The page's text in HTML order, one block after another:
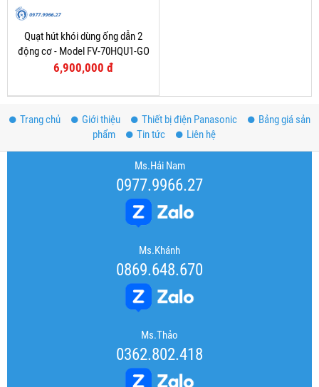
Quạt hút khói dùng ống dẫn 2
động cơ - Model FV-70HQU1-GO
6,900,000 đ
Trang chủ Giới thiệu Thiết bị điện Panasonic
Bảng giá sản
phẩm
Tin tức Liên hệ
Ms.Hải Nam
0977.9966.27
Ms.Khánh
0869.648.670
Ms.Thảo
0362.802.418